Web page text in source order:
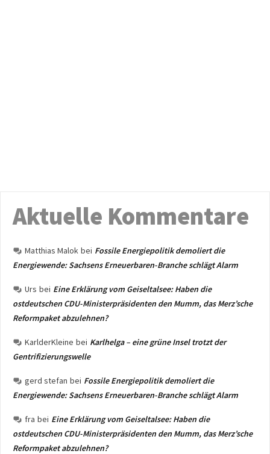
Aktuelle Kommentare
Matthias Malok bei Fossile Energiepolitik demoliert die
Energiewende: Sachsens Erneuerbaren-Branche schlägt Alarm
Urs bei Eine Erklärung vom Geiseltalsee: Haben die
ostdeutschen CDU-Ministerpräsidenten den Mumm, das Merz’sche
Reformpaket abzulehnen?
KarlderKleine bei Karlhelga – eine grüne Insel trotzt der
Gentrifizierungswelle
gerd stefan bei Fossile Energiepolitik demoliert die
Energiewende: Sachsens Erneuerbaren-Branche schlägt Alarm
fra bei Eine Erklärung vom Geiseltalsee: Haben die
ostdeutschen CDU-Ministerpräsidenten den Mumm, das Merz’sche
Reformpaket abzulehnen?